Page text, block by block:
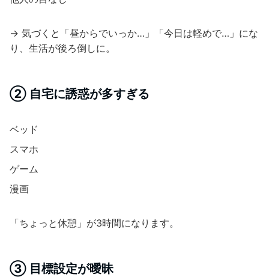
→ 気づくと「昼からでいっか…」「今日は軽めで…」にな
り、生活が後ろ倒しに。
② 自宅に誘惑が多すぎる
ベッド
スマホ
ゲーム
漫画
「ちょっと休憩」が3時間になります。
③ 目標設定が曖昧